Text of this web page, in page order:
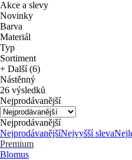
Akce a slevy
Novinky
Barva
Materiál
Typ
Sortiment
+ Další (6)
Nástěnný
26 výsledků
Nejprodávanější
Nejprodávanější
NejprodávanějšíNejvyšší sleva
Premium
Blomus